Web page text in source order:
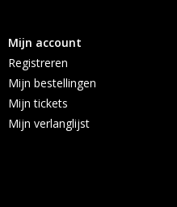
Mijn account
Registreren
Mijn bestellingen
Mijn tickets
Mijn verlanglijst